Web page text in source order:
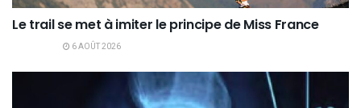
Le trail se met à imiter le principe de Miss France
6 AOÛT 2026